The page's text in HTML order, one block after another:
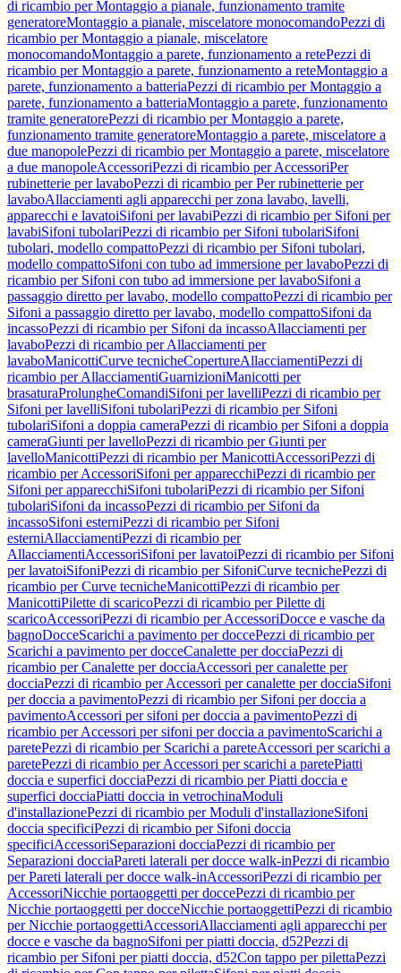
di ricambio per Montaggio a pianale, funzionamento tramite
generatoreMontaggio a pianale, miscelatore monocomandoPezzi di
ricambio per Montaggio a pianale, miscelatore
monocomandoMontaggio a parete, funzionamento a retePezzi di
ricambio per Montaggio a parete, funzionamento a reteMontaggio a
parete, funzionamento a batteriaPezzi di ricambio per Montaggio a
parete, funzionamento a batteriaMontaggio a parete, funzionamento
tramite generatorePezzi di ricambio per Montaggio a parete,
funzionamento tramite generatoreMontaggio a parete, miscelatore a
due manopolePezzi di ricambio per Montaggio a parete, miscelatore
a due manopoleAccessoriPezzi di ricambio per AccessoriPer
rubinetterie per lavaboPezzi di ricambio per Per rubinetterie per
lavaboAllacciamenti agli apparecchi per zona lavabo, lavelli,
apparecchi e lavatoiSifoni per lavabiPezzi di ricambio per Sifoni per
lavabiSifoni tubolariPezzi di ricambio per Sifoni tubolariSifoni
tubolari, modello compattoPezzi di ricambio per Sifoni tubolari,
modello compattoSifoni con tubo ad immersione per lavaboPezzi di
ricambio per Sifoni con tubo ad immersione per lavaboSifoni a
passaggio diretto per lavabo, modello compattoPezzi di ricambio per
Sifoni a passaggio diretto per lavabo, modello compattoSifoni da
incassoPezzi di ricambio per Sifoni da incassoAllacciamenti per
lavaboPezzi di ricambio per Allacciamenti per
lavaboManicottiCurve tecnicheCopertureAllacciamentiPezzi di
ricambio per AllacciamentiGuarnizioniManicotti per
brasaturaProlungheComandiSifoni per lavelliPezzi di ricambio per
Sifoni per lavelliSifoni tubolariPezzi di ricambio per Sifoni
tubolariSifoni a doppia cameraPezzi di ricambio per Sifoni a doppia
cameraGiunti per lavelloPezzi di ricambio per Giunti per
lavelloManicottiPezzi di ricambio per ManicottiAccessoriPezzi di
ricambio per AccessoriSifoni per apparecchiPezzi di ricambio per
Sifoni per apparecchiSifoni tubolariPezzi di ricambio per Sifoni
tubolariSifoni da incassoPezzi di ricambio per Sifoni da
incassoSifoni esterniPezzi di ricambio per Sifoni
esterniAllacciamentiPezzi di ricambio per
AllacciamentiAccessoriSifoni per lavatoiPezzi di ricambio per Sifoni
per lavatoiSifoniPezzi di ricambio per SifoniCurve tecnichePezzi di
ricambio per Curve tecnicheManicottiPezzi di ricambio per
ManicottiPilette di scaricoPezzi di ricambio per Pilette di
scaricoAccessoriPezzi di ricambio per AccessoriDocce e vasche da
bagnoDocceScarichi a pavimento per doccePezzi di ricambio per
Scarichi a pavimento per docceCanalette per docciaPezzi di
ricambio per Canalette per docciaAccessori per canalette per
docciaPezzi di ricambio per Accessori per canalette per docciaSifoni
per doccia a pavimentoPezzi di ricambio per Sifoni per doccia a
pavimentoAccessori per sifoni per doccia a pavimentoPezzi di
ricambio per Accessori per sifoni per doccia a pavimentoScarichi a
paretePezzi di ricambio per Scarichi a pareteAccessori per scarichi a
paretePezzi di ricambio per Accessori per scarichi a paretePiatti
doccia e superfici docciaPezzi di ricambio per Piatti doccia e
superfici docciaPiatti doccia in vetrochinaModuli
d'installazionePezzi di ricambio per Moduli d'installazioneSifoni
doccia specificiPezzi di ricambio per Sifoni doccia
specificiAccessoriSeparazioni docciaPezzi di ricambio per
Separazioni docciaPareti laterali per docce walk-inPezzi di ricambio
per Pareti laterali per docce walk-inAccessoriPezzi di ricambio per
AccessoriNicchie portaoggetti per doccePezzi di ricambio per
Nicchie portaoggetti per docceNicchie portaoggettiPezzi di ricambio
per Nicchie portaoggettiAccessoriAllacciamenti agli apparecchi per
docce e vasche da bagnoSifoni per piatti doccia, d52Pezzi di
ricambio per Sifoni per piatti doccia, d52Con tappo per pilettaPezzi